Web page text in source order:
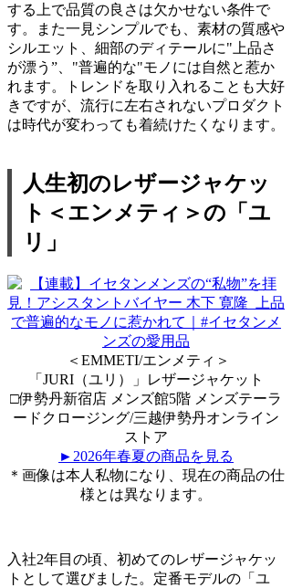
する上で品質の良さは欠かせない条件で
す。また一見シンプルでも、素材の質感や
シルエット、細部のディテールに"上品さ
が漂う”、"普遍的な"モノには自然と惹か
れます。トレンドを取り入れることも大好
きですが、流行に左右されないプロダクト
は時代が変わっても着続けたくなります。
人生初のレザージャケッ
ト＜エンメティ＞の「ユ
リ」
＜EMMETI/エンメティ＞
「JURI（ユリ）」レザージャケット
□伊勢丹新宿店 メンズ館5階 メンズテーラ
ードクロージング/三越伊勢丹オンライン
ストア
►2026年春夏の商品を見る
＊画像は本人私物になり、現在の商品の仕
様とは異なります。
入社2年目の頃、初めてのレザージャケッ
トとして選びました。定番モデルの「ユ